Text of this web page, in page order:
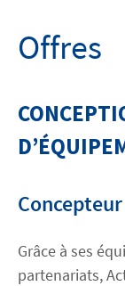
Rejoignez nos
Offres
Grâce à ses
partenariats,